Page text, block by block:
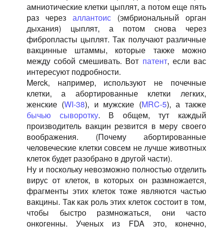
амниотические клетки цыплят, а потом еще пять
раз через аллантоис(эмбриональный орган
дыхания) цыплят, а потом снова через
фибропласты цыплят. Так получают различные
вакцинные штаммы, которые также можно
между собой смешивать. Вот патент, если вас
интересуют подробности.
Merck, например, используют не почечные
клетки, а абортированные клетки легких,
женские (WI-38), и мужские (MRC-5), а также
бычью сыворотку. В общем, тут каждый
производитель вакцин резвится в меру своего
воображения. (Почему абортированные
человеческие клетки совсем не лучше животных
клеток будет разобрано в другой части).
Ну и поскольку невозможно полностью отделить
вирус от клеток, в которых он размножается,
фрагменты этих клеток тоже являются частью
вакцины. Так как роль этих клеток состоит в том,
чтобы быстро размножаться, они часто
онкогенны. Ученых из FDA это, конечно,